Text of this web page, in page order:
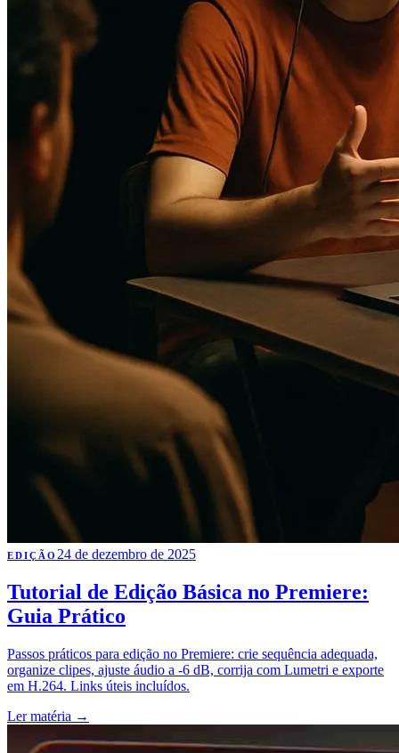
EDIÇÃO 24 de dezembro de 2025
Tutorial de Edição Básica no Premiere:
Guia Prático
Passos práticos para edição no Premiere: crie sequência adequada,
organize clipes, ajuste áudio a -6 dB, corrija com Lumetri e exporte
em H.264. Links úteis incluídos.
Ler matéria →